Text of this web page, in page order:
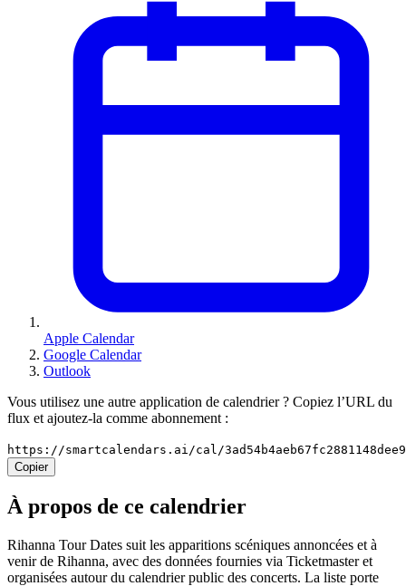
Apple Calendar
Google Calendar
Outlook
Vous utilisez une autre application de calendrier ? Copiez l’URL du
flux et ajoutez-la comme abonnement :
https://smartcalendars.ai/cal/
Copier
À propos de ce calendrier
Rihanna Tour Dates suit les apparitions scéniques annoncées et à
venir de Rihanna, avec des données fournies via Ticketmaster et
organisées autour du calendrier public des concerts. La liste porte